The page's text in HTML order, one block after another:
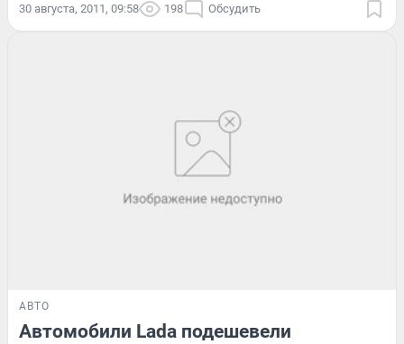
30 августа, 2011, 09:58 198 Обсудить
АВТО
Автомобили Lada подешевели